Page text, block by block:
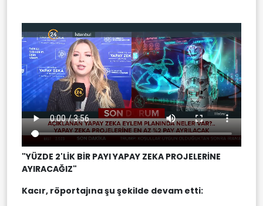
"YÜZDE 2'LİK BİR PAYI YAPAY ZEKA PROJELERİNE
AYIRACAĞIZ"
Kacır, röportajına şu şekilde devam etti: